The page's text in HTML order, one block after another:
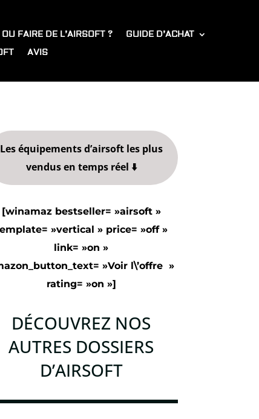
OU FAIRE DE L’AIRSOFT ?
GUIDE D’ACHAT
AVIS
Les équipements d’airsoft les plus
vendus en temps réel ⬇️
[winamaz bestseller= »airsoft »
»vertical » price= »off »
link= »on »
»Voir l\’offre »
rating= »on »]
DÉCOUVREZ NOS
AUTRES DOSSIERS
D’AIRSOFT